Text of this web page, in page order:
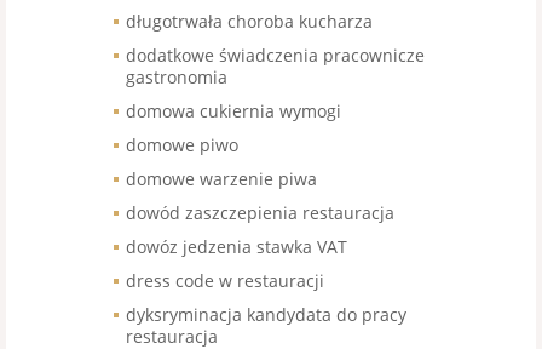
długotrwała choroba kucharza
dodatkowe świadczenia pracownicze
gastronomia
domowa cukiernia wymogi
domowe piwo
domowe warzenie piwa
dowód zaszczepienia restauracja
dowóz jedzenia stawka VAT
dress code w restauracji
dyksryminacja kandydata do pracy
restauracja